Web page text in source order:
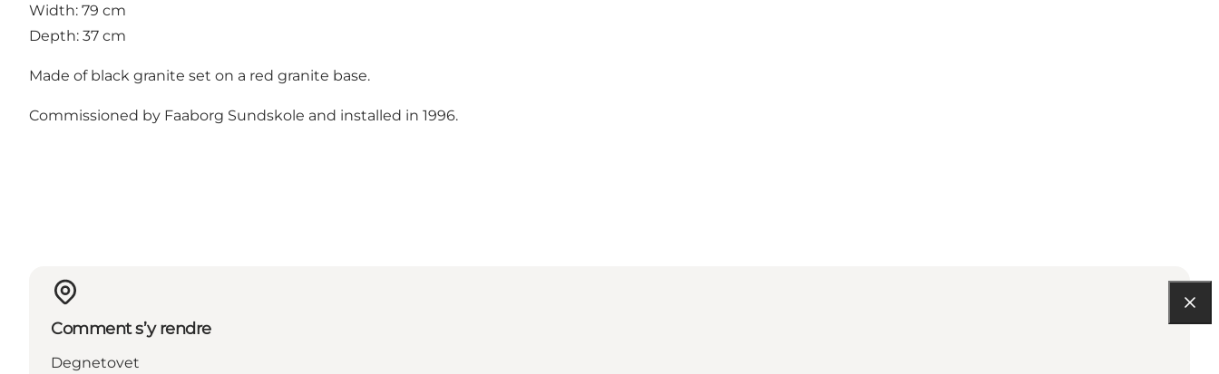
Width: 79 cm
Depth: 37 cm
Made of black granite set on a red granite base.
Commissioned by Faaborg Sundskole and installed in 1996.
Comment s’y rendre
Degnetovet